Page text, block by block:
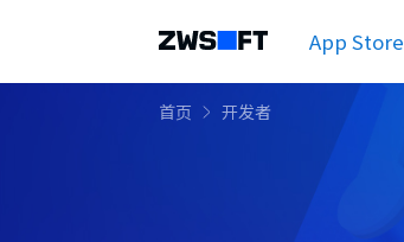
App Store
首页
开发者